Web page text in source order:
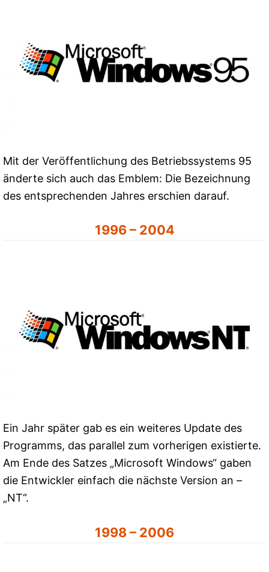
Mit der Veröffentlichung des Betriebssystems 95
änderte sich auch das Emblem: Die Bezeichnung
des entsprechenden Jahres erschien darauf.
1996 – 2004
Ein Jahr später gab es ein weiteres Update des
Programms, das parallel zum vorherigen existierte.
Am Ende des Satzes „Microsoft Windows“ gaben
die Entwickler einfach die nächste Version an –
„NT“.
1998 – 2006